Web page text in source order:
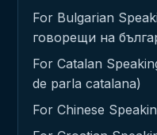
For Bulgarian
говорещи на
For Catalan
de parla catalana)
For Chinese